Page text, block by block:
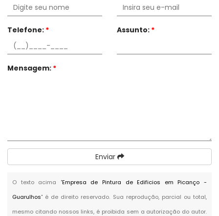
Telefone: * Assunto: *
Mensagem: *
Enviar
O texto acima "Empresa de Pintura de Edificios em Picanço -
Guarulhos" é de direito reservado. Sua reprodução, parcial ou total,
mesmo citando nossos links, é proibida sem a autorização do autor.